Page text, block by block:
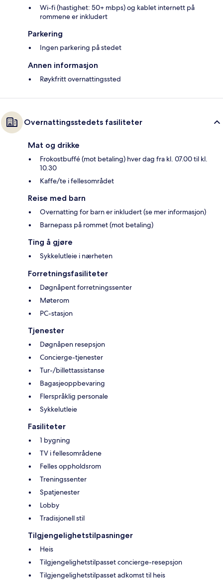
Wi-fi (hastighet: 50+ mbps) og kablet internett på
rommene er inkludert
Parkering
Ingen parkering på stedet
Annen informasjon
Røykfritt overnattingssted
Overnattingsstedets fasiliteter
Mat og drikke
Frokostbuffé (mot betaling) hver dag fra kl. 07.00 til kl.
10.30
Kaffe/te i fellesområdet
Reise med barn
Overnatting for barn er inkludert (se mer informasjon)
Barnepass på rommet (mot betaling)
Ting å gjøre
Sykkelutleie i nærheten
Forretningsfasiliteter
Døgnåpent forretningssenter
Møterom
PC-stasjon
Tjenester
Døgnåpen resepsjon
Concierge-tjenester
Tur-/billettassistanse
Bagasjeoppbevaring
Flerspråklig personale
Sykkelutleie
Fasiliteter
1 bygning
TV i fellesområdene
Felles oppholdsrom
Treningssenter
Spatjenester
Lobby
Tradisjonell stil
Tilgjengelighetstilpasninger
Heis
Tilgjengelighetstilpasset concierge-resepsjon
Tilgjengelighetstilpasset adkomst til heis